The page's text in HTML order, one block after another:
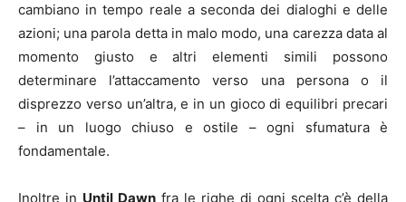
cambiano in tempo reale a seconda dei dialoghi e delle
azioni; una parola detta in malo modo, una carezza data al
momento giusto e altri elementi simili possono
determinare l’attaccamento verso una persona o il
disprezzo verso un’altra, e in un gioco di equilibri precari
– in un luogo chiuso e ostile – ogni sfumatura è
fondamentale.
Inoltre in Until Dawn fra le righe di ogni scelta c’è della